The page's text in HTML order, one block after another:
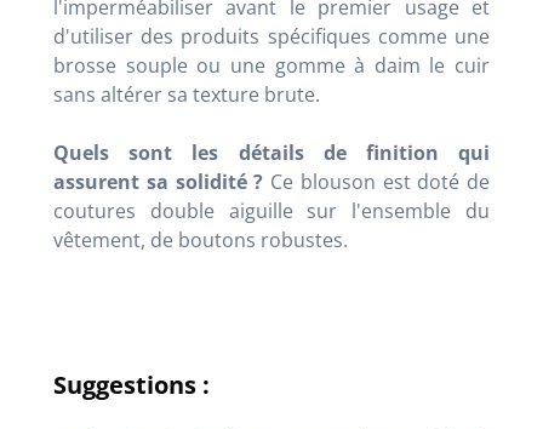
l'imperméabiliser avant le premier usage et
d'utiliser des produits spécifiques comme une
brosse souple ou une gomme à daim le cuir
sans altérer sa texture brute.
Quels sont les détails de finition qui
assurent sa solidité ? Ce blouson est doté de
coutures double aiguille sur l'ensemble du
vêtement, de boutons robustes.
Suggestions :